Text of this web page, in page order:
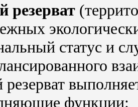
резерват
статус и
функции: